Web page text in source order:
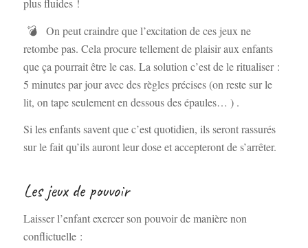
plus fluides !
💣 On peut craindre que l’excitation de ces jeux ne
retombe pas. Cela procure tellement de plaisir aux enfants
que ça pourrait être le cas. La solution c’est de le ritualiser :
5 minutes par jour avec des règles précises (on reste sur le
lit, on tape seulement en dessous des épaules… ) .
Si les enfants savent que c’est quotidien, ils seront rassurés
sur le fait qu’ils auront leur dose et accepteront de s’arrêter.
Les jeux de pouvoir
Laisser l’enfant exercer son pouvoir de manière non
conflictuelle :